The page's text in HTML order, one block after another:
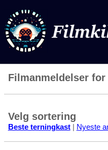
Filmanmeldelser
Velg sortering
Beste terningkast| Nyeste